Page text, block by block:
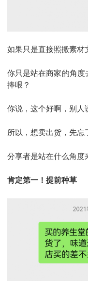
如果只是直接照搬素材
你只是站在商家的角
捧哏？
你说，这个好啊，别人
所以，想卖出货，先忘
分享者是站在什么角度
肯定第一！提前种草